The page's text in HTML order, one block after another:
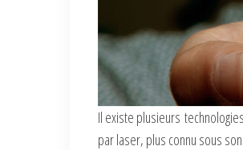
Il existe plusieurs
par laser, plus connu sous